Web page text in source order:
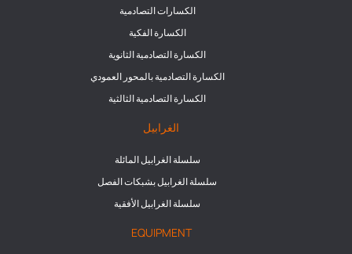
الكسارات التصادمية
الكسارة الفكية
الكسارة التصادمية الثانوية
الكسارة التصادمية بالمحور العمودي
الكسارة التصادمية الثالثية
الغرابيل
سلسلة الغرابيل المائلة
سلسلة الغرابيل بشبكات الفصل
سلسلة الغرابيل الأفقية
EQUIPMENT